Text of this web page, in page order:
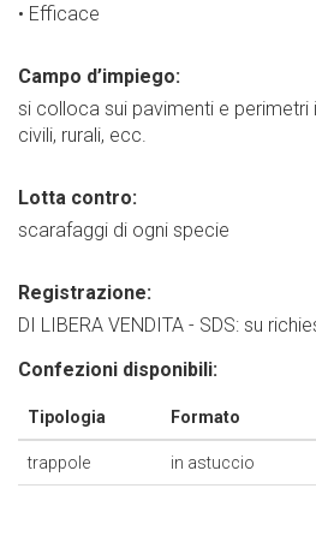
• Efficace
Campo d’impiego:
si colloca sui pavimenti e perimetri
civili, rurali, ecc.
Lotta contro:
scarafaggi di ogni specie
Registrazione:
DI LIBERA VENDITA - SDS: su
Confezioni disponibili:
Tipologia Formato
trappole in astuccio